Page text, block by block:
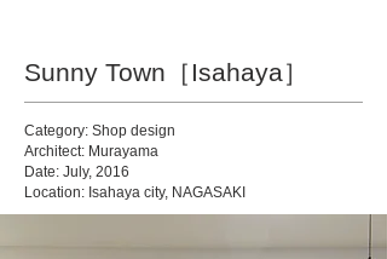
Sunny Town［Isahaya］
Category: Shop design
Architect: Murayama
Date: July, 2016
Location: Isahaya city, NAGASAKI